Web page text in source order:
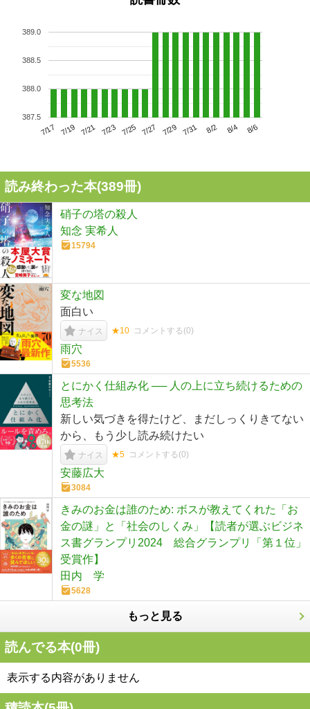
7/17 7/19 7/21 7/23 7/25 7/27 7/29 7/31 8/2 8/4 8/6
387.5
388.0
388.5
389.0
読み終わった本(389冊)
硝子の塔の殺人
知念 実希人
15794
変な地図
面白い
ナイス ★10 コメントする(0)
雨穴
5536
とにかく仕組み化 ── 人の上に立ち続けるための
思考法
新しい気づきを得たけど、まだしっくりきてない
から、もう少し読み続けたい
ナイス ★5 コメントする(0)
安藤広大
3084
きみのお金は誰のため: ボスが教えてくれた「お
金の謎」と「社会のしくみ」【読者が選ぶビジネ
ス書グランプリ2024 総合グランプリ「第１位」
受賞作】
田内 学
5628
もっと見る
読んでる本(0冊)
表示する内容がありません